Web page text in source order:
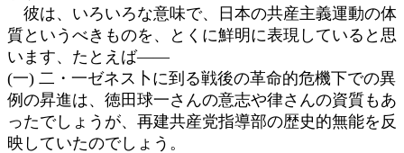
彼は、いろいろな意味で、日本の共産主義運動の体
質というべきものを、とくに鮮明に表現していると思
います、たとえば――
(一) 二・一ゼネス卜に到る戦後の革命的危機下での異
例の昇進は、徳田球一さんの意志や律さんの資質もあ
ったでしょうが、再建共産党指導部の歴史的無能を反
映していたのでしょう。